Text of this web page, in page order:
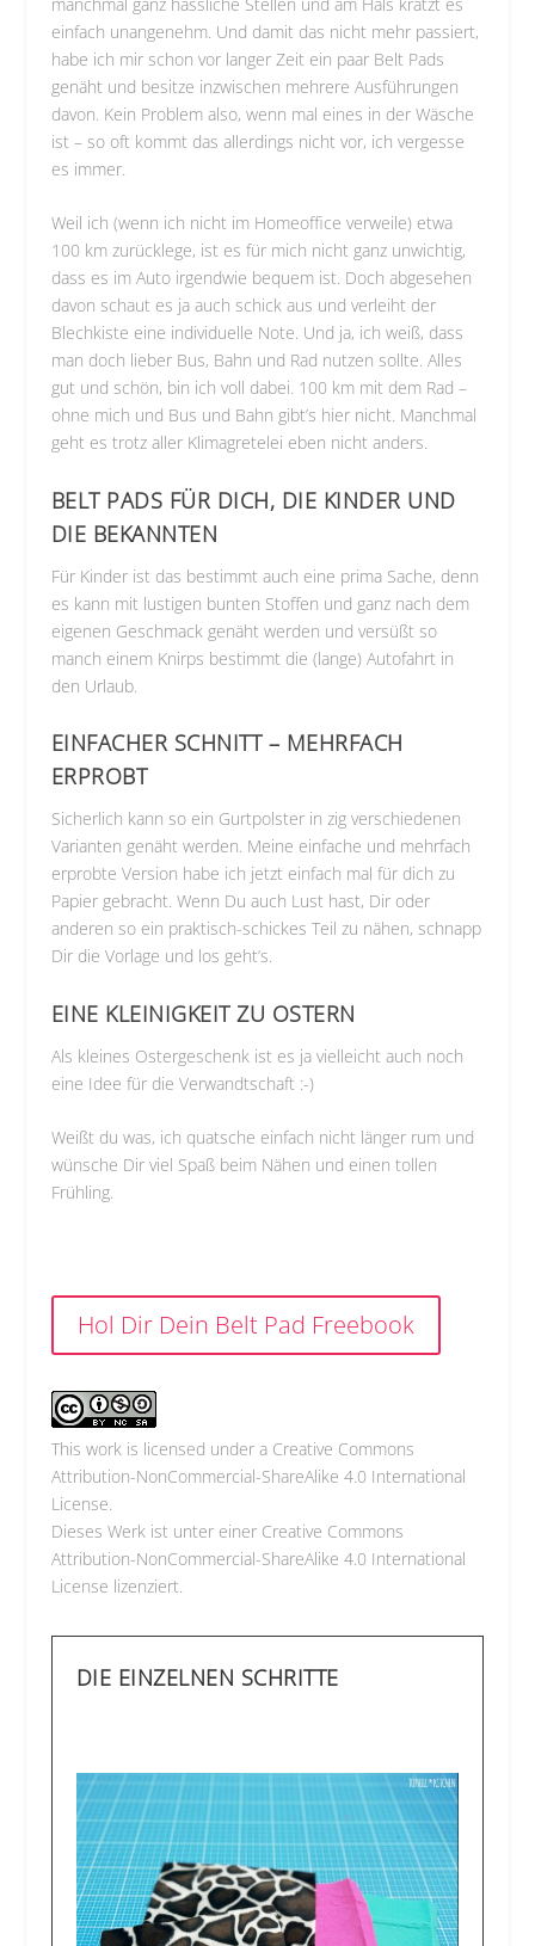
einfach unangenehm. Und damit das nicht mehr passiert,
habe ich mir schon vor langer Zeit ein paar Belt Pads
genäht und besitze inzwischen mehrere Ausführungen
davon. Kein Problem also, wenn mal eines in der Wäsche
ist – so oft kommt das allerdings nicht vor, ich vergesse
es immer.
Weil ich (wenn ich nicht im Homeoffice verweile) etwa
100 km zurücklege, ist es für mich nicht ganz unwichtig,
dass es im Auto irgendwie bequem ist. Doch abgesehen
davon schaut es ja auch schick aus und verleiht der
Blechkiste eine individuelle Note. Und ja, ich weiß, dass
man doch lieber Bus, Bahn und Rad nutzen sollte. Alles
gut und schön, bin ich voll dabei. 100 km mit dem Rad –
ohne mich und Bus und Bahn gibt’s hier nicht. Manchmal
geht es trotz aller Klimagretelei eben nicht anders.
BELT PADS FÜR DICH, DIE KINDER UND
DIE BEKANNTEN
Für Kinder ist das bestimmt auch eine prima Sache, denn
es kann mit lustigen bunten Stoffen und ganz nach dem
eigenen Geschmack genäht werden und versüßt so
manch einem Knirps bestimmt die (lange) Autofahrt in
den Urlaub.
EINFACHER SCHNITT – MEHRFACH
ERPROBT
Sicherlich kann so ein Gurtpolster in zig verschiedenen
Varianten genäht werden. Meine einfache und mehrfach
erprobte Version habe ich jetzt einfach mal für dich zu
Papier gebracht. Wenn Du auch Lust hast, Dir oder
anderen so ein praktisch-schickes Teil zu nähen, schnapp
Dir die Vorlage und los geht’s.
EINE KLEINIGKEIT ZU OSTERN
Als kleines Ostergeschenk ist es ja vielleicht auch noch
eine Idee für die Verwandtschaft :-)
Weißt du was, ich quatsche einfach nicht länger rum und
wünsche Dir viel Spaß beim Nähen und einen tollen
Frühling.
Hol Dir Dein Belt Pad Freebook
This work is licensed under a Creative Commons
Attribution-NonCommercial-ShareAlike 4.0 International
License.
Dieses Werk ist unter einer Creative Commons
Attribution-NonCommercial-ShareAlike 4.0 International
License lizenziert.
DIE EINZELNEN SCHRITTE